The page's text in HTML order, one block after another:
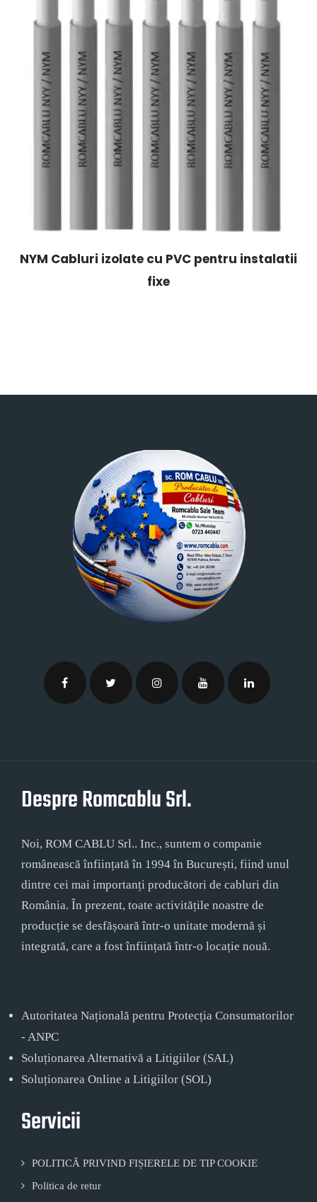
NYM Cabluri izolate cu PVC pentru instalatii
fixe
Despre Romcablu Srl.
Noi, ROM CABLU Srl.. Inc., suntem o companie
românească înființată în 1994 în București, fiind unul
dintre cei mai importanți producători de cabluri din
România. În prezent, toate activitățile noastre de
producție se desfășoară într-o unitate modernă și
integrată, care a fost înființată într-o locație nouă.
Autoritatea Națională pentru Protecția Consumatorilor
- ANPC
Soluționarea Alternativă a Litigiilor (SAL)
Soluționarea Online a Litigiilor (SOL)
Servicii
POLITICĂ PRIVIND FIȘIERELE DE TIP COOKIE
Politica de retur